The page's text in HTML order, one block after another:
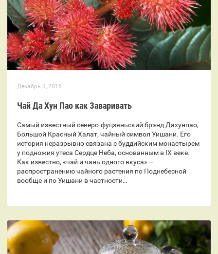
Декабрь 3, 2016
Чай Да Хун Пао как Заваривать
Самый известный северо-фуцзяньский брэнд Дахунпао,
Большой Красный Халат, чайный символ Уишани. Его
история неразрывно связана с буддийским монастырем
у подножия утеса Сердце Неба, основанным в IХ веке.
Как известно, «чай и чань одного вкуса» –
распространению чайного растения по Поднебесной
вообще и по Уишани в частности…